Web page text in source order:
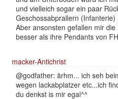
und vielleich sogar ein paar
Geschossabprallern (Infanterie)
Aber ansonsten gefallen mir
besser als ihre Pendants von
macker-Antichrist
@godfather: ärhm... ich seh
wegen lackabplatzer etc...ich
du denkst is mir egal^^